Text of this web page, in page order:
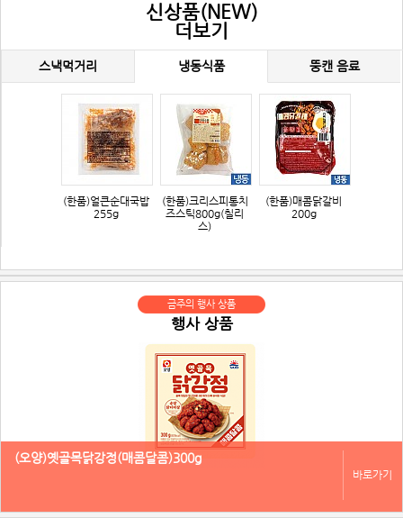
신상품(NEW)
더보기
스낵먹거리 냉동식품 뚱캔 음료
(한품)얼큰순대국밥
255g
(한품)크리스피통치
즈스틱800g(칠리
스)
(한품)매콤닭갈비
200g
금주의 행사 상품
행사 상품
(오양)옛골목닭강정(매콤달콤)300g
바로가기